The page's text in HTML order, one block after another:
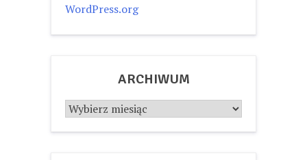
WordPress.org
ARCHIWUM
Archiwum